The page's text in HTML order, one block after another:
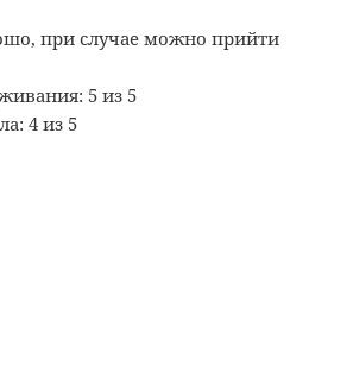
при случае можно прийти
5 из 5
4 из 5